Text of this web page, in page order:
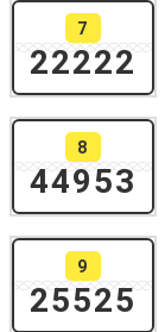
7
22222
8
44953
9
25525